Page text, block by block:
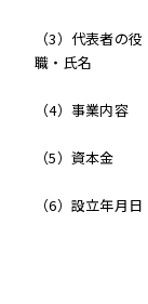
（3）代表者の役
職・氏名
（4）事業内容
（5）資本金
（6）設立年月日